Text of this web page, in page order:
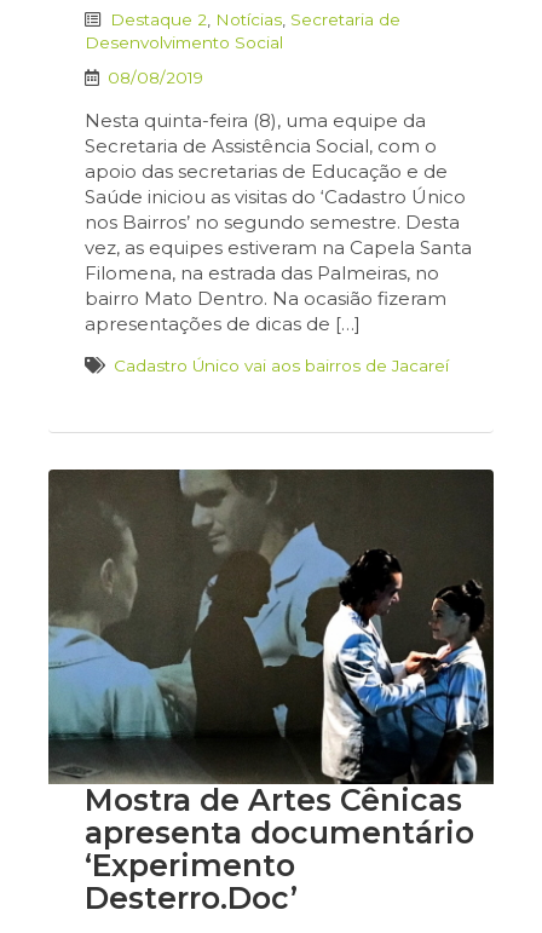
Destaque 2 Notícias Secretaria de
Desenvolvimento Social
08/08/2019
Nesta quinta-feira (8), uma equipe da
Secretaria de Assistência Social, com o
apoio das secretarias de Educação e de
Saúde iniciou as visitas do ‘Cadastro Único
nos Bairros’ no segundo semestre. Desta
vez, as equipes estiveram na Capela Santa
Filomena, na estrada das Palmeiras, no
bairro Mato Dentro. Na ocasião fizeram
apresentações de dicas de […]
Cadastro Único vai aos bairros de Jacareí
Mostra de Artes Cênicas
apresenta documentário
‘Experimento
Desterro.Doc’